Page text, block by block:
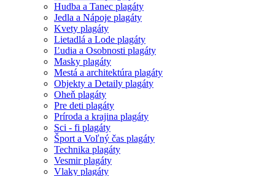
Hudba a Tanec plagáty
Jedla a Nápoje plagáty
Kvety plagáty
Lietadlá a Lode plagáty
Ľudia a Osobnosti plagáty
Masky plagáty
Mestá a architektúra plagáty
Objekty a Detaily plagáty
Oheň plagáty
Pre deti plagáty
Príroda a krajina plagáty
Sci - fi plagáty
Šport a Voľný čas plagáty
Technika plagáty
Vesmir plagáty
Vlaky plagáty